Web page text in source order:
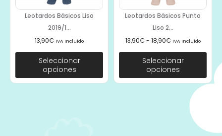
Leotardos Básicos Liso
2019/1...
13,90€ IVA Incluido
Seleccionar
opciones
Leotardos Básicos Punto
Liso 2...
13,90€ - 18,90€ IVA Incluido
Seleccionar
opciones